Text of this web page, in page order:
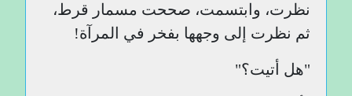
نظرت، وابتسمت، صححت مسمار قرط،
ثم نظرت إلى وجهها بفخر في المرآة!
"هل أتيت؟"